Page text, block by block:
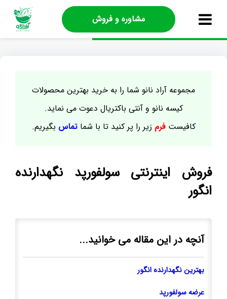
مشاوره و فروش
مجموعه آراد نانو شما را به خرید بهترین محصولات
کیسه نانو و آنتی باکتریال دعوت می نماید.
کافیستفرم زیر را پر کنید تا با شماتماس بگیریم.
فروش اینترنتی سولفورپد نگهدارنده
انگور
آنچه در این مقاله می خوانید...
بهترین نگهدارنده انگور
عرضه سولفورپد